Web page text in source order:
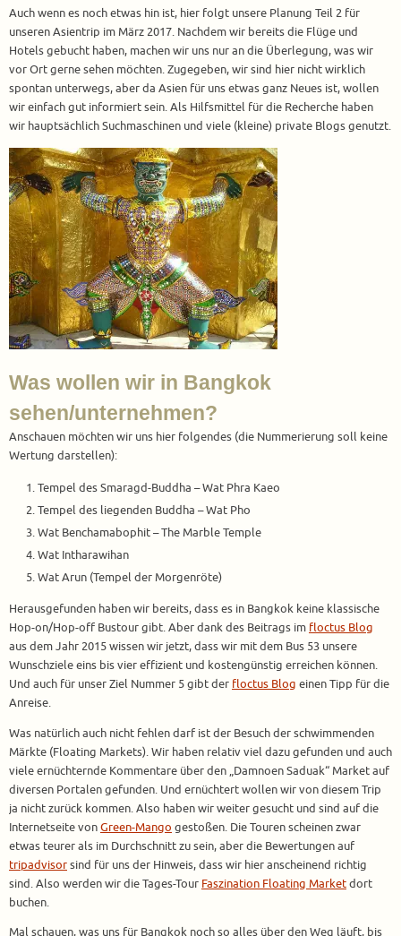
Auch wenn es noch etwas hin ist, hier folgt unsere Planung Teil 2 für
unseren Asientrip im März 2017. Nachdem wir bereits die Flüge und
Hotels gebucht haben, machen wir uns nur an die Überlegung, was wir
vor Ort gerne sehen möchten. Zugegeben, wir sind hier nicht wirklich
spontan unterwegs, aber da Asien für uns etwas ganz Neues ist, wollen
wir einfach gut informiert sein. Als Hilfsmittel für die Recherche haben
wir hauptsächlich Suchmaschinen und viele (kleine) private Blogs genutzt.
Was wollen wir in Bangkok
sehen/unternehmen?
Anschauen möchten wir uns hier folgendes (die Nummerierung soll keine
Wertung darstellen):
Tempel des Smaragd-Buddha – Wat Phra Kaeo
Tempel des liegenden Buddha – Wat Pho
Wat Benchamabophit – The Marble Temple
Wat Intharawihan
Wat Arun (Tempel der Morgenröte)
Herausgefunden haben wir bereits, dass es in Bangkok keine klassische
Hop-on/Hop-off Bustour gibt. Aber dank des Beitrags im floctus Blog
aus dem Jahr 2015 wissen wir jetzt, dass wir mit dem Bus 53 unsere
Wunschziele eins bis vier effizient und kostengünstig erreichen können.
Und auch für unser Ziel Nummer 5 gibt der floctus Blog einen Tipp für die
Anreise.
Was natürlich auch nicht fehlen darf ist der Besuch der schwimmenden
Märkte (Floating Markets). Wir haben relativ viel dazu gefunden und auch
viele ernüchternde Kommentare über den „Damnoen Saduak“ Market auf
diversen Portalen gefunden. Und ernüchtert wollen wir von diesem Trip
ja nicht zurück kommen. Also haben wir weiter gesucht und sind auf die
Internetseite vonGreen-Mango gestoßen. Die Touren scheinen zwar
etwas teurer als im Durchschnitt zu sein, aber die Bewertungen auf
tripadvisorsind für uns der Hinweis, dass wir hier anscheinend richtig
sind. Also werden wir die Tages-Tour Faszination Floating Marketdort
buchen.
Mal schauen, was uns für Bangkok noch so alles über den Weg läuft, bis